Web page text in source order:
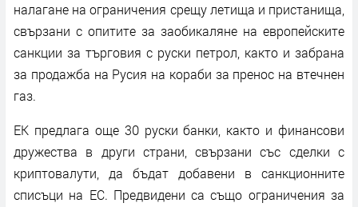
налагане на ограничения срещу летища и пристанища,
свързани с опитите за заобикаляне на европейските
санкции за търговия с руски петрол, както и забрана
за продажба на Русия на кораби за пренос на втечнен
газ.
ЕК предлага още 30 руски банки, както и финансови
дружества в други страни, свързани със сделки с
криптовалути, да бъдат добавени в санкционните
списъци на ЕС. Предвидени са също ограничения за